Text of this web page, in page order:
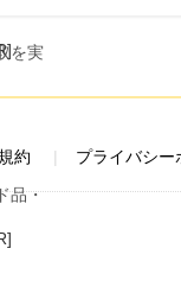
約 プライバシー